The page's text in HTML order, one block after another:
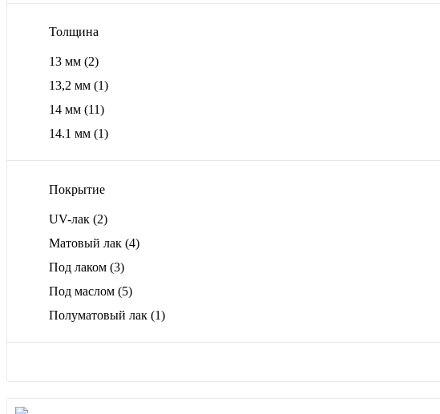
Толщина
13 мм (2)
13,2 мм (1)
14 мм (11)
14.1 мм (1)
Покрытие
UV-лак (2)
Матовый лак (4)
Под лаком (3)
Под маслом (5)
Полуматовый лак (1)